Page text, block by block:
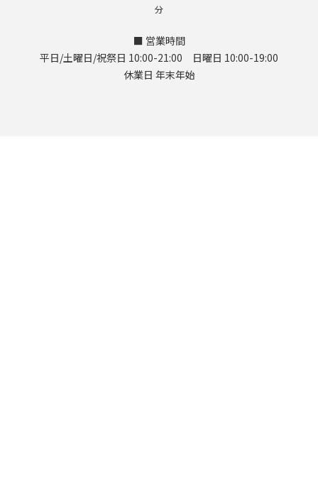
分
■ 営業時間
平日/土曜日/祝祭日 10:00-21:00 日曜日 10:00-19:00
休業日 年末年始